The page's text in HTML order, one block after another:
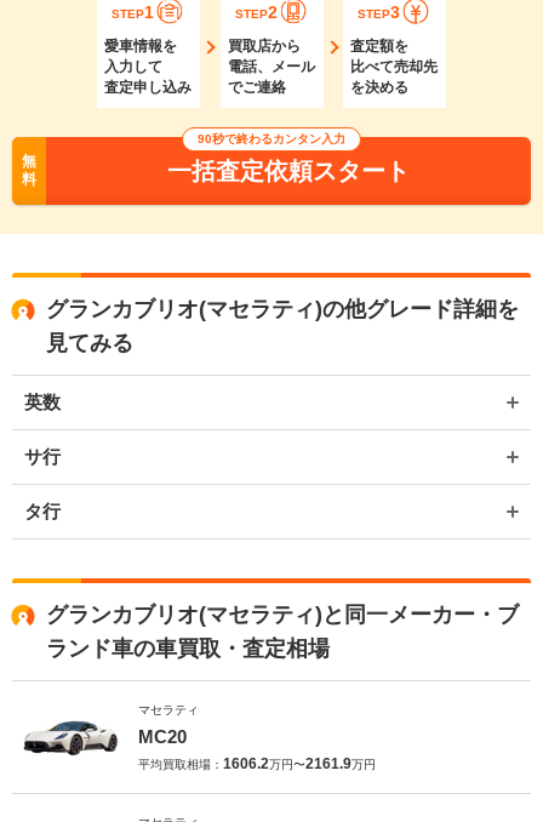
STEP1
愛車情報を
入力して
査定申し込み
STEP2
買取店から
電話、メール
でご連絡
STEP3
査定額を
比べて売却先
を決める
無
料
90秒で終わるカンタン入力
一括査定依頼スタート
グランカブリオ(マセラティ)の他グレード詳細を
見てみる
英数
サ行
タ行
グランカブリオ(マセラティ)と同一メーカー・ブ
ランド車の車買取・査定相場
マセラティ
MC20
平均買取相場： 1606.2万円〜2161.9万円